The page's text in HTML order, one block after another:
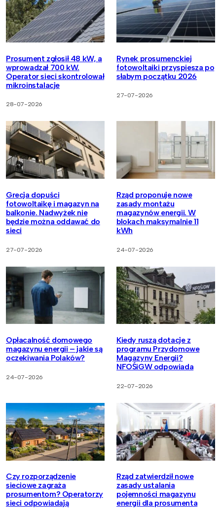
Prosument zgłosił 48 kW, a
wprowadzał 700 kW.
Operator sieci skontrolował
mikroinstalacje
28-07-2026
Rynek prosumenckiej
fotowoltaiki przyspiesza po
słabym początku 2026
27-07-2026
Grecja dopuści
fotowoltaikę i magazyn na
balkonie. Nadwyżek nie
będzie można oddawać do
sieci
27-07-2026
Rząd proponuje nowe
zasady montażu
magazynów energii. W
blokach maksymalnie 11
kWh
24-07-2026
Opłacalność domowego
magazynu energii – jakie są
oczekiwania Polaków?
24-07-2026
Kiedy ruszą dotacje z
programu Przydomowe
Magazyny Energii?
NFOŚiGW odpowiada
22-07-2026
Czy rozporządzenie
sieciowe zagraża
prosumentom? Operatorzy
sieci odpowiadają
Rząd zatwierdził nowe
zasady ustalania
pojemności magazynu
energii dla prosumenta